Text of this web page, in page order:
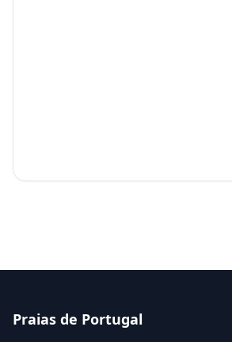
Praias de Portugal